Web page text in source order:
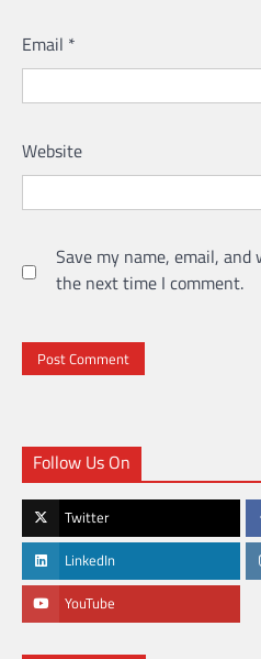
Email *
Website
Save my name, email,
the next time I comment.
Follow Us On
Twitter
LinkedIn
YouTube